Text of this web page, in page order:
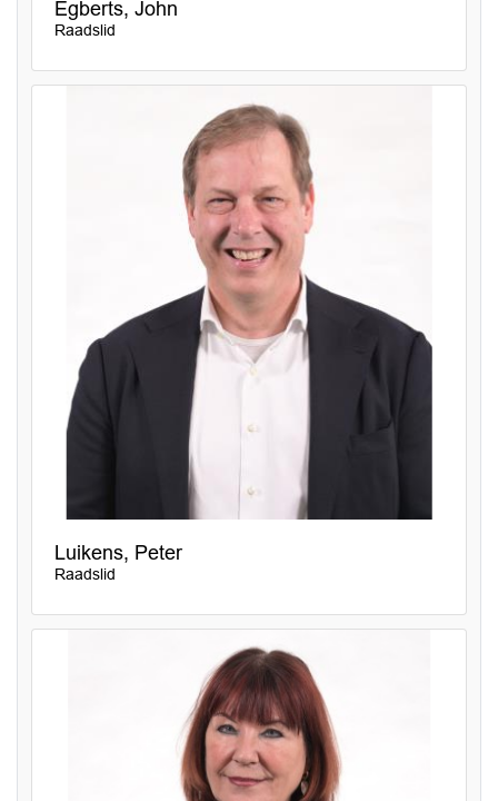
Egberts, John
Raadslid
Luikens, Peter
Raadslid